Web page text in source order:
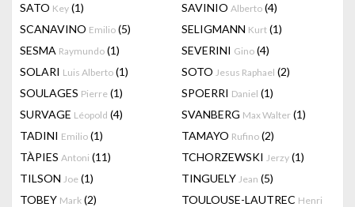
SATO Key (1) SAVINIO Alberto (4)
SCANAVINO Emilio (5) SELIGMANN Kurt (1)
SESMA Raymundo (1) SEVERINI Gino (4)
SOLARI Luis Alberto (1) SOTO Jesus Raphael (2)
SOULAGES Pierre (1) SPOERRI Daniel (1)
SURVAGE Léopold (4) SVANBERG Max Walter (1)
TADINI Emilio (1) TAMAYO Rufino (2)
TÀPIES Antoni (11) TCHORZEWSKI Jerzy (1)
TILSON Joe (1) TINGUELY Jean (5)
TOBEY Mark (2) TOULOUSE-LAUTREC Henri